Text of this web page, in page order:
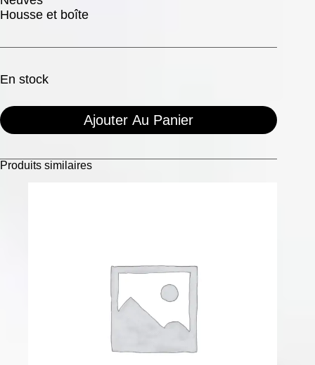
Housse et boîte
En stock
Ajouter Au Panier
Produits similaires